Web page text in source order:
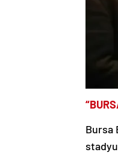
Bursa